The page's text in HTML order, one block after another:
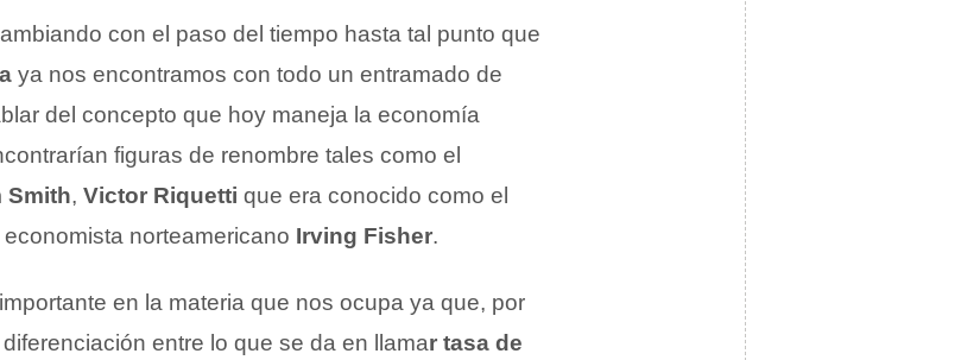
con el paso del tiempo hasta tal punto que
ya nos encontramos con todo un entramado de
del concepto que hoy maneja la economía
figuras de renombre tales como el
Smith, Victor Riquetti que era conocido como el
economista norteamericano Irving Fisher.
en la materia que nos ocupa ya que, por
entre lo que se da en llamar tasa de